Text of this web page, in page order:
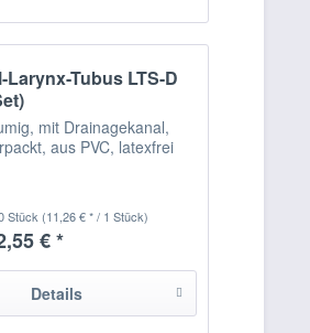
Larynx-Tubus LTS-D
mit Drainagekanal,
aus PVC, latexfrei
Stück (11,26 € * / 1 Stück)
€ *
Details